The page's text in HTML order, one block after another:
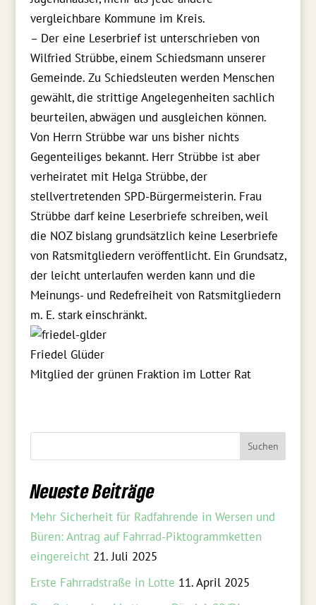
vergleichbare Kommune im Kreis.
– Der eine Leserbrief ist unterschrieben von
Wilfried Strübbe, einem Schiedsmann unserer
Gemeinde. Zu Schiedsleuten werden Menschen
gewählt, die strittige Angelegenheiten sachlich
beurteilen, abwägen und ausgleichen können.
Von Herrn Strübbe war uns bisher nichts
Gegenteiliges bekannt. Herr Strübbe ist aber
verheiratet mit Helga Strübbe, der
stellvertretenden SPD-Bürgermeisterin. Frau
Strübbe darf keine Leserbriefe schreiben, weil
die NOZ bislang grundsätzlich keine Leserbriefe
von Ratsmitgliedern veröffentlicht. Ein Grundsatz,
der leicht unterlaufen werden kann und die
Meinungs- und Redefreiheit von Ratsmitgliedern
m. E. stark einschränkt.
Friedel Glüder
Mitglied der grünen Fraktion im Lotter Rat
Neueste Beiträge
Mehr Sicherheit für Radfahrende in Wersen und
Büren: Antrag auf Fahrrad-Piktogrammketten
eingereicht 21. Juli 2025
Erste Fahrradstraße in Lotte 11. April 2025